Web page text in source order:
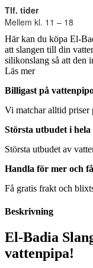
Tlf. tider
Mellem kl. 11 – 18
Här kan du köpa El-
att slangen till din
silikonslang så att den
Läs mer
Billigast på
Vi matchar alltid priser
Största utbudet i hela
Största utbudet av
Handla för mer och
Få gratis frakt och
Beskrivning
El-Badia
vattenpipa!